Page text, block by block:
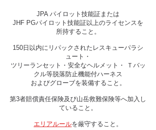
JPA パイロット技能証または
JHF PGパイロット技能証以上のライセンスを
所持すること。
150日以内にリパックされたレスキューパラシ
ュート・
ツリーランセット・安全なヘルメット・ Ｔバッ
クル等脱落防止機能付ハーネス
およびグローブを装備すること。
第3者賠償責任保険及び山岳救難保険等へ加入し
ていること。
エリアルールを厳守すること。